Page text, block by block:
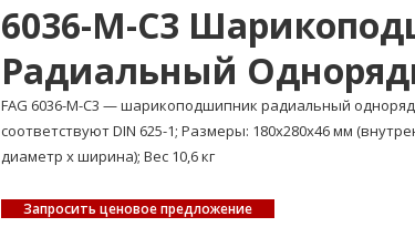
6036-M-C3
Радиальный
FAG 6036-M-C3 — шарикоподшипник радиальный
соответствуют DIN 625-1; Размеры: 180x280x46 мм
диаметр x ширина); Вес 10,6 кг
Запросить ценовое предложение